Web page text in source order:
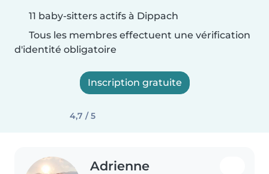
11 baby-sitters actifs à Dippach
Tous les membres effectuent une vérification
d'identité obligatoire
Inscription gratuite
4,7 / 5
Adrienne